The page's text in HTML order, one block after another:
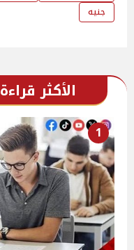
جنيه
الأكثر قراءة
1